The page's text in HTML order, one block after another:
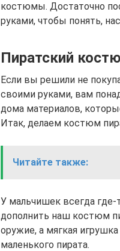
костюмы. Достаточно
руками, чтобы понять,
Пиратский
Если вы решили не
своими руками, вам
дома материалов,
Итак, делаем костюм
Читайте также:
У мальчишек всегда где-
дополнить наш костюм
оружие, а мягкая
маленького пирата.